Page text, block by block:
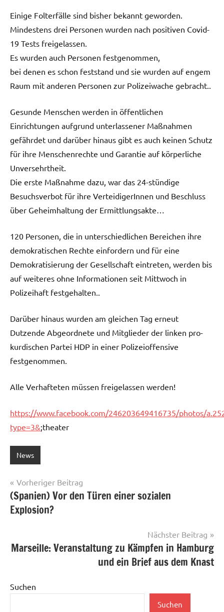
Einige Folterfälle sind bisher bekannt geworden.
Mindestens drei Personen wurden nach positiven Covid-
19 Tests freigelassen.
Es wurden auch Personen festgenommen,
bei denen es schon feststand und sie wurden auf engem
Raum mit anderen Personen zur Polizeiwache gebracht..
Gesunde Menschen werden in öffentlichen
Einrichtungen aufgrund unterlassener Maßnahmen
gefährdet und darüber hinaus gibt es auch keinen Schutz
für ihre Menschenrechte und Garantie auf körperliche
Unversehrtheit.
Die erste Maßnahme dazu, war das 24-stündige
Besuchsverbot für ihre VerteidigerInnen und Beschluss
über Geheimhaltung der Ermittlungsakte…
120 Personen, die in unterschiedlichen Bereichen ihre
demokratischen Rechte einfordern und für eine
Demokratisierung der Gesellschaft eintreten, werden bis
auf weiteres ohne Informationen seit Mittwoch in
Polizeihaft festgehalten..
Darüber hinaus wurden am gleichen Tag erneut
Dutzende Abgeordnete und Mitglieder der linken pro-
kurdischen Partei HDP in einer Polizeioffensive
festgenommen.
Alle Verhafteten müssen freigelassen werden!
https://www.facebook.com/246203649416735/photos/
type=3&;theater
News
Beitragsnavigation
Vorheriger Beitrag
(Spanien) Vor den Türen einer sozialen
Explosion?
Nächster Beitrag
Marseille: Veranstaltung zu Kämpfen in Hamburg
und ein Brief aus dem Knast
Suchen
Suchen